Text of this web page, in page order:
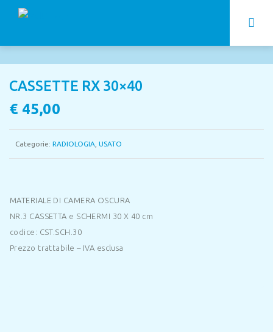
CASSETTE RX 30×40
€ 45,00
Categorie: RADIOLOGIA USATO
MATERIALE DI CAMERA OSCURA
NR.3 CASSETTA e SCHERMI 30 X 40 cm
codice: CST.SCH.30
Prezzo trattabile – IVA esclusa